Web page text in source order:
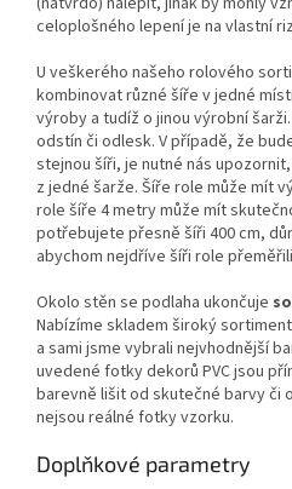
celoplošného lepení je na vlastní
U veškerého našeho rolového
kombinovat různé šíře v jedné
výroby a tudíž o jinou výrobní
odstín či odlesk. V případě, že
stejnou šíři, je nutné nás
z jedné šarže. Šíře role může mít
role šíře 4 metry může mít
potřebujete přesně šíři 400 cm,
abychom nejdříve šíři role
Okolo stěn se podlaha ukončuje
Nabízíme skladem široký
a sami jsme vybrali nejvhodnější
uvedené fotky dekorů PVC jsou
barevně lišit od skutečné barvy či
nejsou reálné fotky vzorku.
Doplňkové parametry